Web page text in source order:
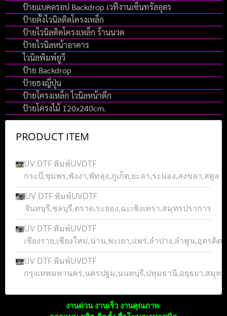
ป้ายแบคดรอป Backdrop เวทีงานเซ็นทรัลอุดร
ป้ายตั้งไวนิลติดโครงเหล็ก
ป้ายไวนิลติดโครงเหล็ก ร้านนวด
ป้ายไวนิลหน้าอาคาร
ไวนิลพิมพ์ยูวี
ป้าย Backdrop
ป้ายธงญี่ปุ่น
ป้ายโครงเหล็ก ไวนิลหน้าตึก
ป้ายโครงไม้ 120x240cm.
PRODUCT ITEM
UV DTF พิมพ์UVDTF
กระบี่,ชุมพร,พังงา,พัทลุง,ภูเก็ต,ยะลา,ระนอง,สงขลา,สตูล
UV DTF พิมพ์UVDTF
จันทบุรี,ชลบุรี,ตราด,ระยอง,ฉะเชิงเทรา,สมุทรปราการ
UV DTF พิมพ์UVDTF
เชียงราย,เชียงใหม่,น่าน,พะเยา,แพร่,ลำปาง,ลำพูน,อุตรดิตถ์
UV DTF พิมพ์UVDTF
กรุงเทพมหานคร,นครปฐม,นนทบุรี,ปทุมธานี,อยุธยา,สมุท
งานด่วน งานเร็ว งานคุณภาพ